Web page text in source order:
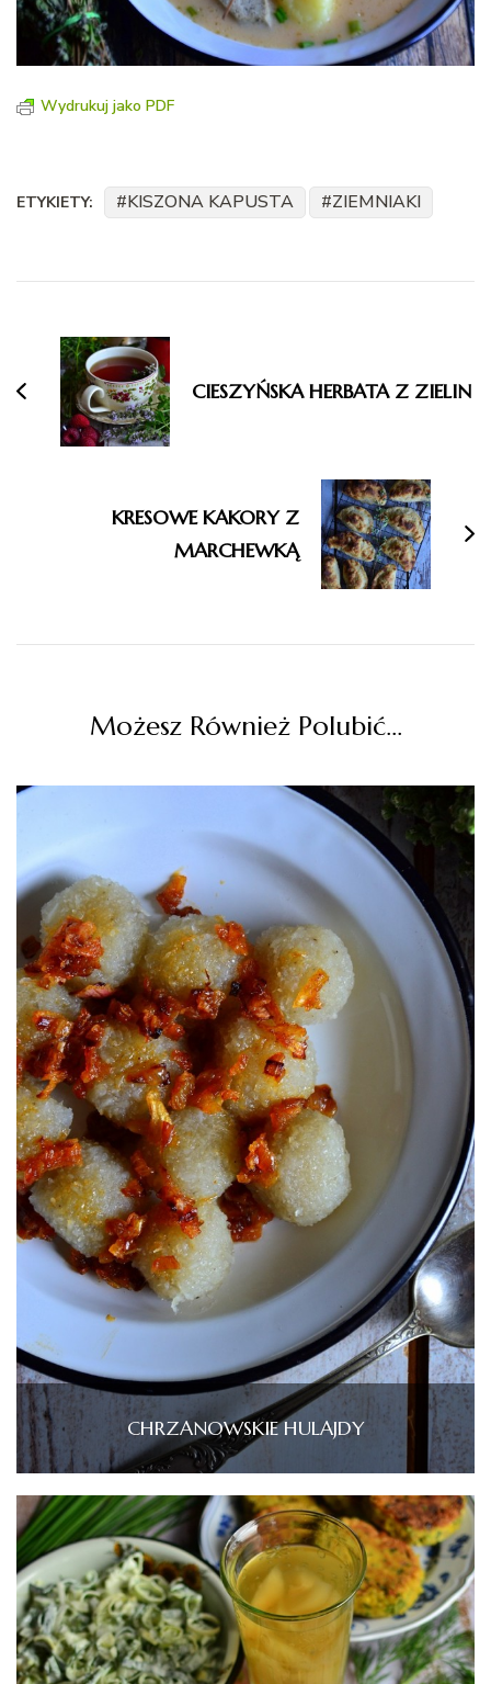
Wydrukuj jako PDF
ETYKIETY: KISZONA KAPUSTA ZIEMNIAKI
wpisu
CIESZYŃSKA HERBATA Z ZIELIN
KRESOWE KAKORY Z
MARCHEWKĄ
Możesz Również Polubić…
CHRZANOWSKIE HULAJDY